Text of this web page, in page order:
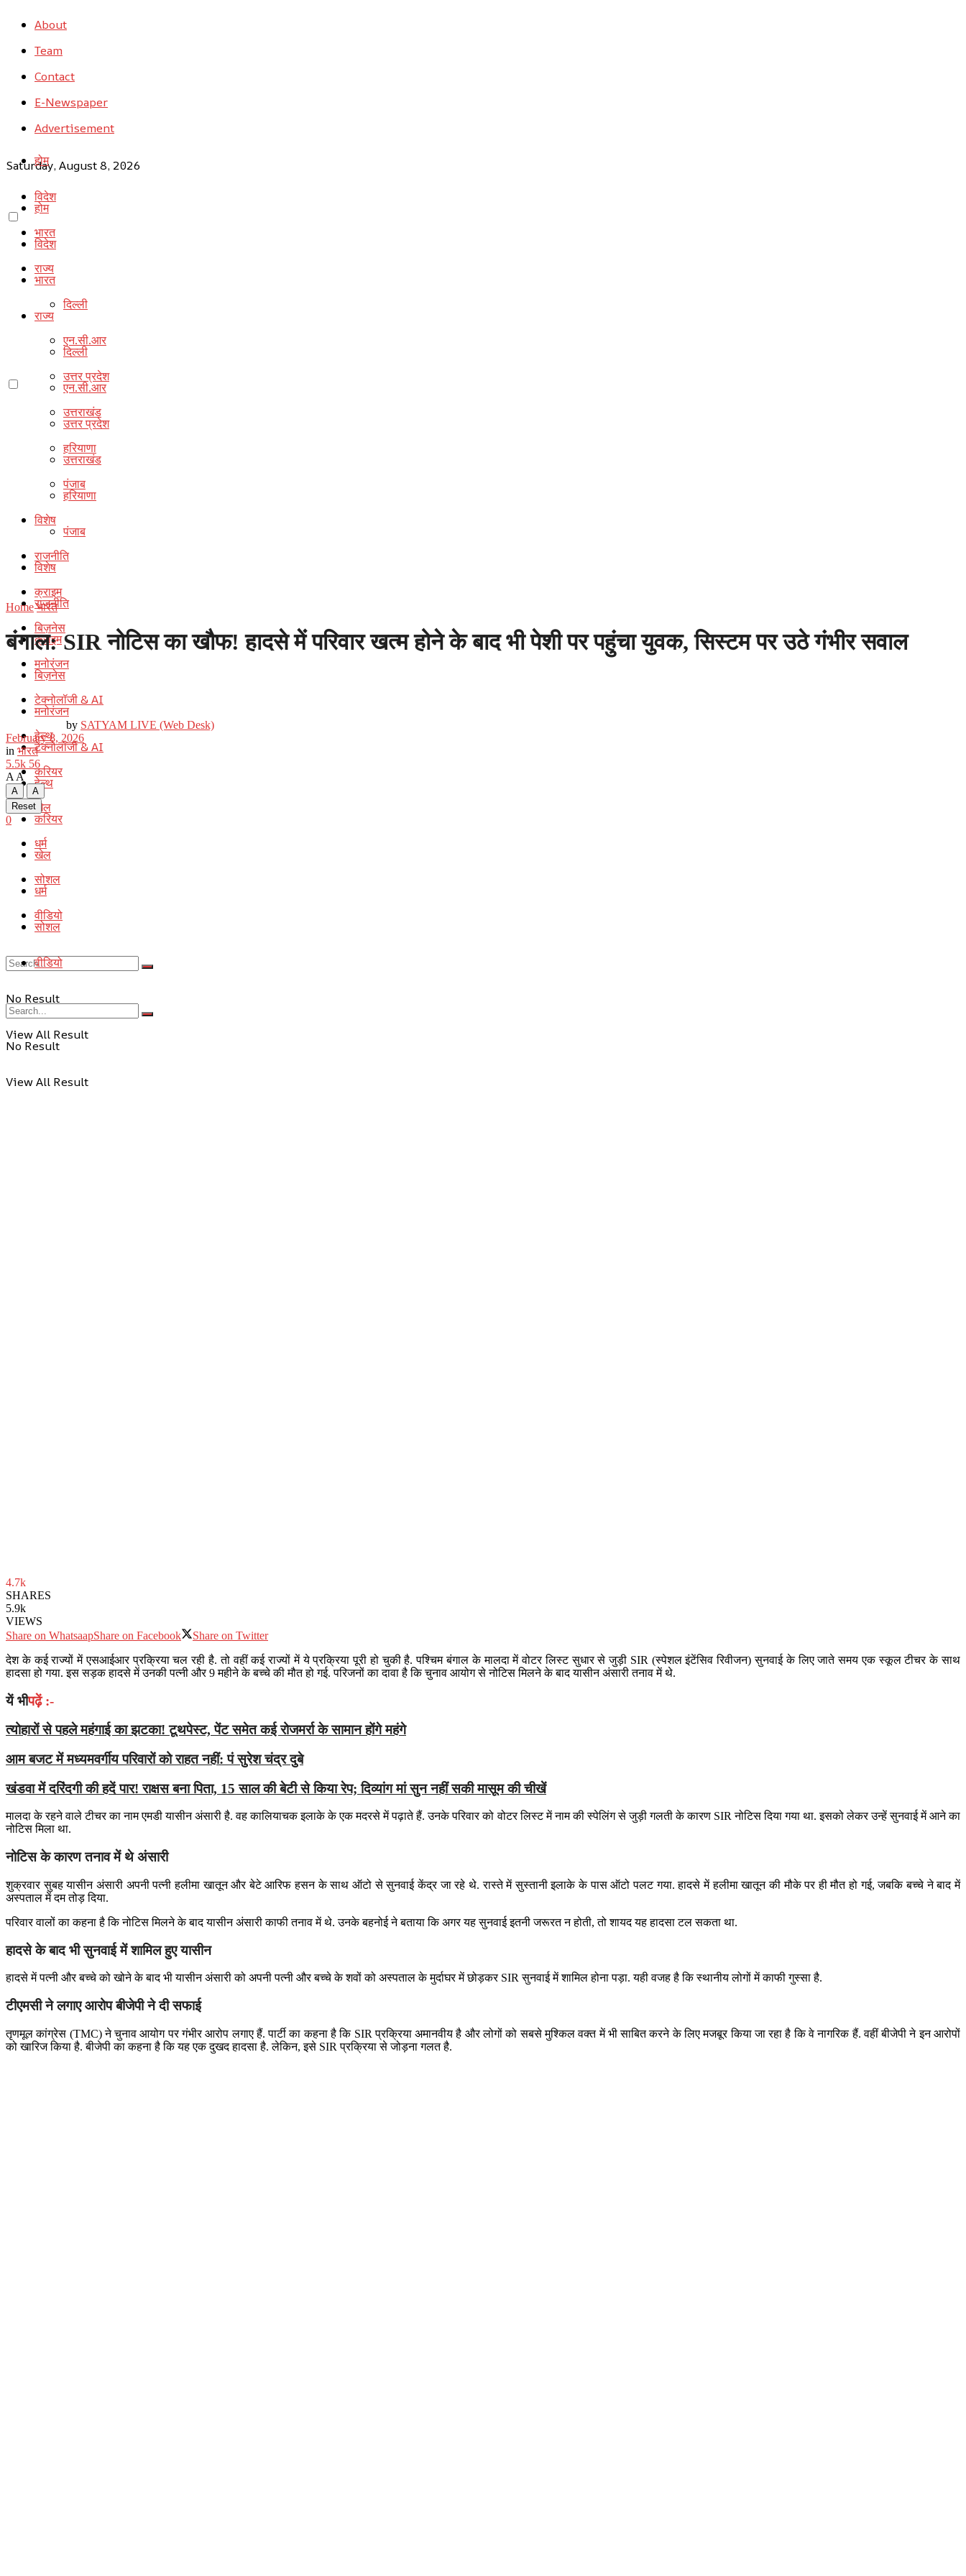
About
Team
Contact
E-Newspaper
Advertisement
Saturday, August 8, 2026
होम
विदेश
भारत
राज्य
दिल्ली
एन.सी.आर
उत्तर प्रदेश
उत्तराखंड
हरियाणा
पंजाब
विशेष
राजनीति
क्राइम
बिज़नेस
मनोरंजन
टेक्नोलॉजी & AI
हेल्थ
करियर
खेल
धर्म
सोशल
वीडियो
No Result
View All Result
होम
विदेश
भारत
राज्य
दिल्ली
एन.सी.आर
उत्तर प्रदेश
उत्तराखंड
हरियाणा
पंजाब
विशेष
राजनीति
क्राइम
बिज़नेस
मनोरंजन
टेक्नोलॉजी & AI
हेल्थ
करियर
खेल
धर्म
सोशल
वीडियो
No Result
View All Result
Home भारत
बंगाल: SIR नोटिस का खौफ! हादसे में परिवार खत्म होने के बाद भी पेशी पर पहुंचा युवक, सिस्टम पर उठे गंभीर सवाल
by SATYAM LIVE (Web Desk)
February 8, 2026
in भारत
5.5k 56
A A
A
A
Reset
0
4.7k
SHARES
5.9k
VIEWS
Share on WhatsaapShare on Facebook
Share on Twitter
देश के कई राज्यों में एसआईआर प्रक्रिया चल रही है. तो वहीं कई राज्यों में ये प्रक्रिया पूरी हो चुकी है. पश्चिम बंगाल के मालदा में वोटर लिस्ट सुधार से जुड़ी SIR (स्पेशल इंटेंसिव रिवीजन) सुनवाई के लिए जाते समय एक स्कूल टीचर के साथ
हादसा हो गया. इस सड़क हादसे में उनकी पत्नी और 9 महीने के बच्चे की मौत हो गई. परिजनों का दावा है कि चुनाव आयोग से नोटिस मिलने के बाद यासीन अंसारी तनाव में थे.
यें भीपढ़ें :-
त्योहारों से पहले महंगाई का झटका! टूथपेस्ट, पेंट समेत कई रोजमर्रा के सामान होंगे महंगे
आम बजट में मध्यमवर्गीय परिवारों को राहत नहीं: पं सुरेश चंद्र दुबे
खंडवा में दरिंदगी की हदें पार! राक्षस बना पिता, 15 साल की बेटी से किया रेप; दिव्यांग मां सुन नहीं सकी मासूम की चीखें
मालदा के रहने वाले टीचर का नाम एमडी यासीन अंसारी है. वह कालियाचक इलाके के एक मदरसे में पढ़ाते हैं. उनके परिवार को वोटर लिस्ट में नाम की स्पेलिंग से जुड़ी गलती के कारण SIR नोटिस दिया गया था. इसको लेकर उन्हें सुनवाई में आने का
नोटिस मिला था.
नोटिस के कारण तनाव में थे अंसारी
शुक्रवार सुबह यासीन अंसारी अपनी पत्नी हलीमा खातून और बेटे आरिफ हसन के साथ ऑटो से सुनवाई केंद्र जा रहे थे. रास्ते में सुस्तानी इलाके के पास ऑटो पलट गया. हादसे में हलीमा खातून की मौके पर ही मौत हो गई, जबकि बच्चे ने बाद में
अस्पताल में दम तोड़ दिया.
परिवार वालों का कहना है कि नोटिस मिलने के बाद यासीन अंसारी काफी तनाव में थे. उनके बहनोई ने बताया कि अगर यह सुनवाई इतनी जरूरत न होती, तो शायद यह हादसा टल सकता था.
हादसे के बाद भी सुनवाई में शामिल हुए यासीन
हादसे में पत्नी और बच्चे को खोने के बाद भी यासीन अंसारी को अपनी पत्नी और बच्चे के शवों को अस्पताल के मुर्दाघर में छोड़कर SIR सुनवाई में शामिल होना पड़ा. यही वजह है कि स्थानीय लोगों में काफी गुस्सा है.
टीएमसी ने लगाए आरोप बीजेपी ने दी सफाई
तृणमूल कांग्रेस (TMC) ने चुनाव आयोग पर गंभीर आरोप लगाए हैं. पार्टी का कहना है कि SIR प्रक्रिया अमानवीय है और लोगों को सबसे मुश्किल वक्त में भी साबित करने के लिए मजबूर किया जा रहा है कि वे नागरिक हैं. वहीं बीजेपी ने इन आरोपों
को खारिज किया है. बीजेपी का कहना है कि यह एक दुखद हादसा है. लेकिन, इसे SIR प्रक्रिया से जोड़ना गलत है.